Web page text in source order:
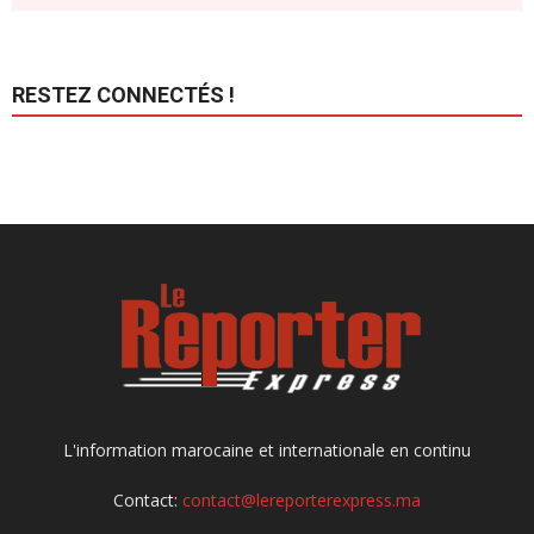
RESTEZ CONNECTÉS !
L'information marocaine et internationale en continu
Contact: contact@lereporterexpress.ma